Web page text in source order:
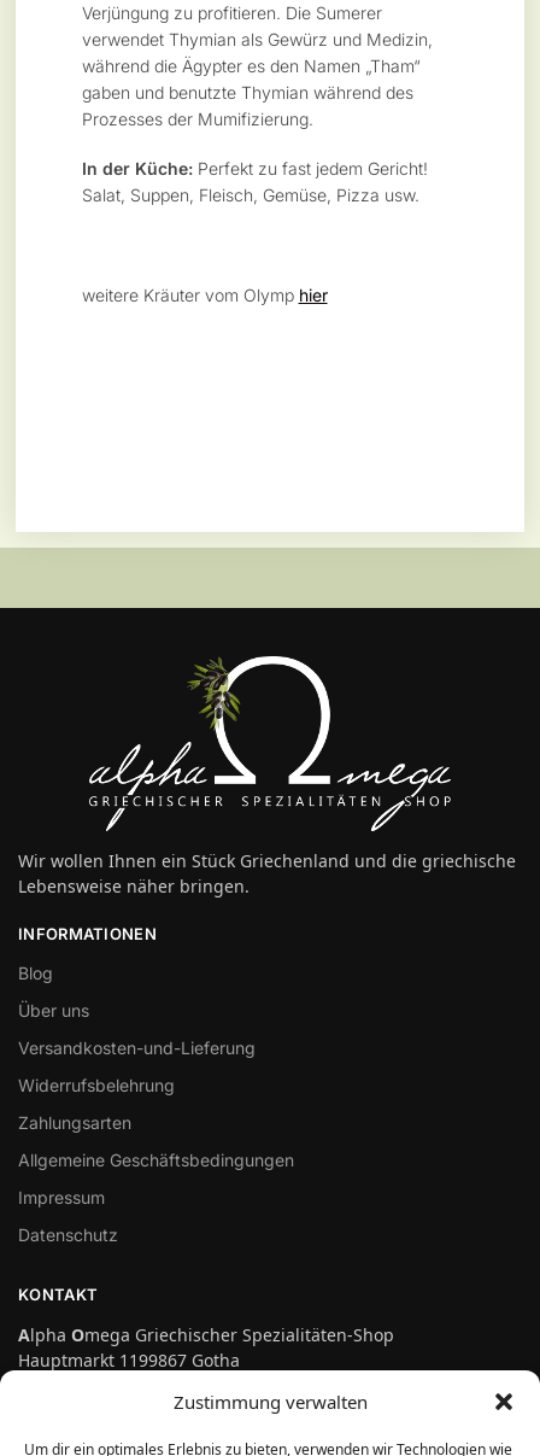
Zustimmung verwalten
Um dir ein optimales Erlebnis zu bieten, verwenden wir Technologien wie
Verjüngung zu profitieren. Die Sumerer
verwendet Thymian als Gewürz und Medizin,
während die Ägypter es den Namen „Tham“
gaben und benutzte Thymian während des
Prozesses der Mumifizierung.
In der Küche:Perfekt zu fast jedem Gericht!
Salat, Suppen, Fleisch, Gemüse, Pizza usw.
weitere Kräuter vom Olymp hier
Wir wollen Ihnen ein Stück Griechenland und die griechische
Lebensweise näher bringen.
INFORMATIONEN
Blog
Über uns
Versandkosten-und-Lieferung
Widerrufsbelehrung
Zahlungsarten
Allgemeine Geschäftsbedingungen
Impressum
Datenschutz
KONTAKT
Alpha Omega Griechischer Spezialitäten-Shop
Hauptmarkt 1199867 Gotha
info@genuss-auf-griechisch.de